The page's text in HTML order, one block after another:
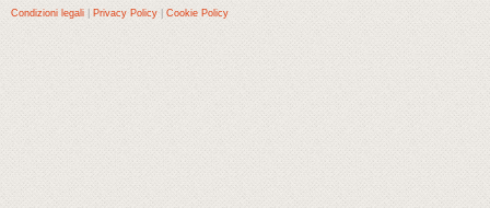
Condizioni legali
Privacy Policy Cookie Policy